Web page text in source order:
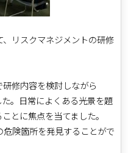
リスクマネジメントの研修
修内容を検討しながら
。日常によくある光景を題
とに焦点を当てました。
険箇所を発見することがで